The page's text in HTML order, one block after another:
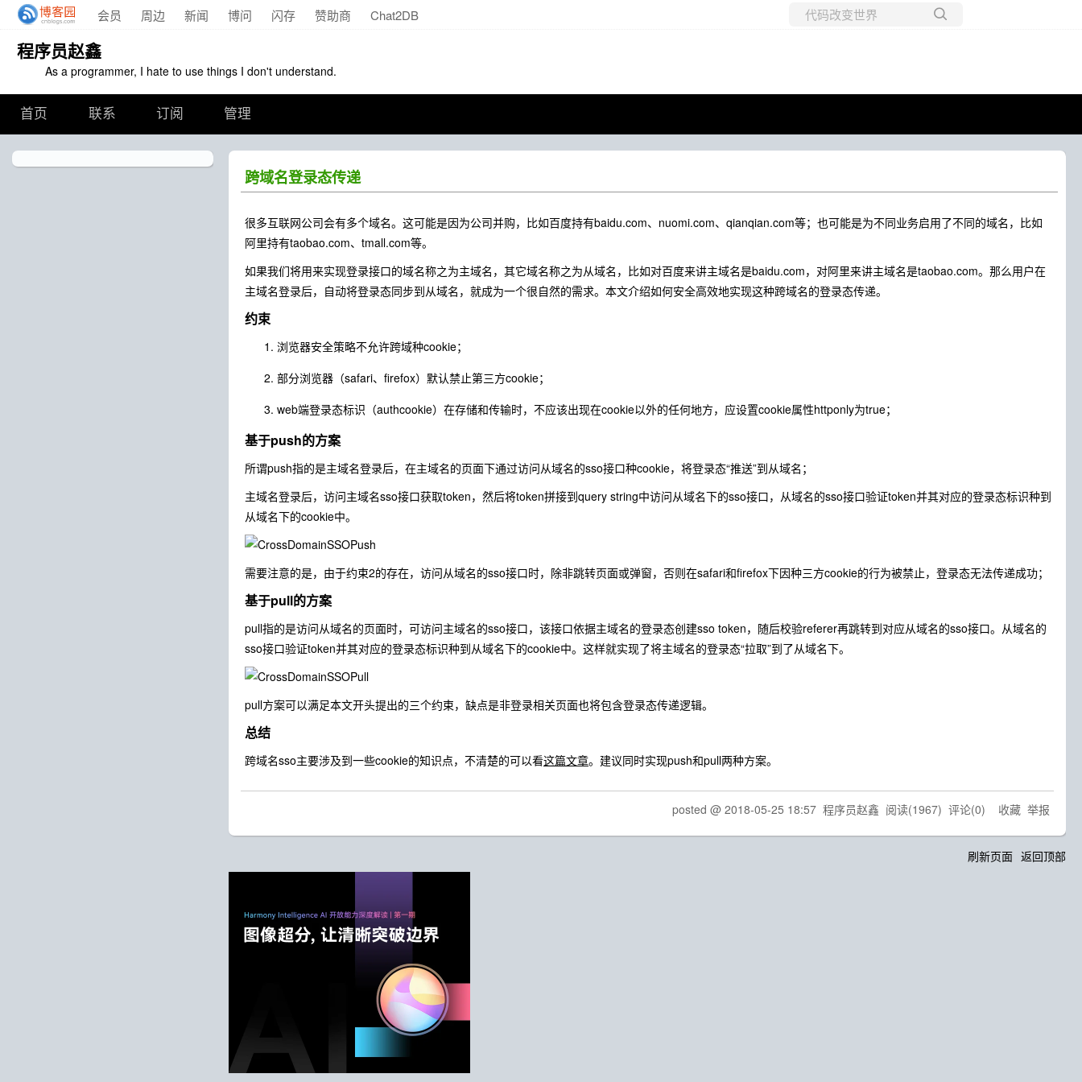
会员 周边 新闻 博问 闪存 赞助商 Chat2DB
程序员赵鑫
As a programmer, I hate to use things I don't understand.
首页 联系 订阅 管理
跨域名登录态传递
很多互联网公司会有多个域名。这可能是因为公司并购，比如百度持有baidu.com、nuomi.com、qianqian.com等；也可能是为不同业务启用了不同的域名，比如
阿里持有taobao.com、tmall.com等。
如果我们将用来实现登录接口的域名称之为主域名，其它域名称之为从域名，比如对百度来讲主域名是baidu.com，对阿里来讲主域名是taobao.com。那么用户在
主域名登录后，自动将登录态同步到从域名，就成为一个很自然的需求。本文介绍如何安全高效地实现这种跨域名的登录态传递。
约束
浏览器安全策略不允许跨域种cookie；
部分浏览器（safari、firefox）默认禁止第三方cookie；
web端登录态标识（authcookie）在存储和传输时，不应该出现在cookie以外的任何地方，应设置cookie属性httponly为true；
基于push的方案
所谓push指的是主域名登录后，在主域名的页面下通过访问从域名的sso接口种cookie，将登录态“推送”到从域名；
主域名登录后，访问主域名sso接口获取token，然后将token拼接到query string中访问从域名下的sso接口，从域名的sso接口验证token并其对应的登录态标识种到
从域名下的cookie中。
需要注意的是，由于约束2的存在，访问从域名的sso接口时，除非跳转页面或弹窗，否则在safari和firefox下因种三方cookie的行为被禁止，登录态无法传递成功；
基于pull的方案
pull指的是访问从域名的页面时，可访问主域名的sso接口，该接口依据主域名的登录态创建sso token，随后校验referer再跳转到对应从域名的sso接口。从域名的
sso接口验证token并其对应的登录态标识种到从域名下的cookie中。这样就实现了将主域名的登录态“拉取”到了从域名下。
pull方案可以满足本文开头提出的三个约束，缺点是非登录相关页面也将包含登录态传递逻辑。
总结
跨域名sso主要涉及到一些cookie的知识点，不清楚的可以看这篇文章。建议同时实现push和pull两种方案。
posted @ 2018-05-25 18:57 程序员赵鑫 阅读(1967) 评论(0) 收藏 举报
刷新页面 返回顶部